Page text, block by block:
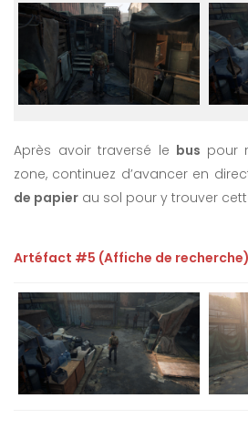
Après avoir traversé le bus pour
zone, continuez d’avancer en
de papier au sol pour y trouver
Artéfact #5 (Affiche de recherche)